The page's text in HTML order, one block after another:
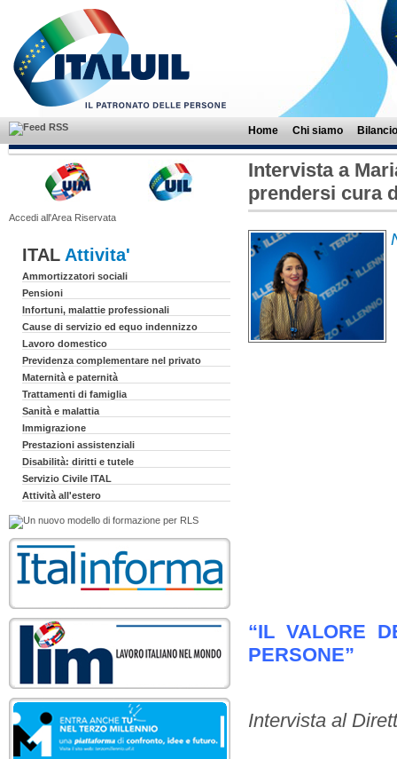
Home Chi siamo
Accedi all'Area Riservata
ITAL Attivita'
Ammortizzatori sociali
Pensioni
Infortuni, malattie professionali
Cause di servizio ed equo indennizzo
Lavoro domestico
Previdenza complementare nel privato
Maternità e paternità
Trattamenti di famiglia
Sanità e malattia
Immigrazione
Prestazioni assistenziali
Disabilità: diritti e tutele
Servizio Civile ITAL
Attività all'estero
Intervista a
prendersi cura
“IL VALORE
PERSONE”
Intervista al